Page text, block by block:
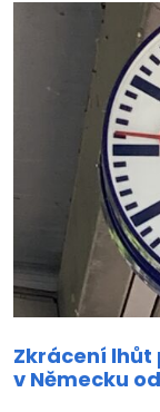
Zkrácení
v Německu